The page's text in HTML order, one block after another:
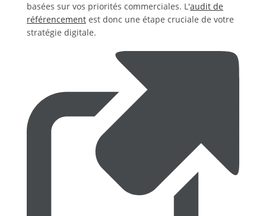
basées sur vos priorités commerciales. L'audit de
référencement est donc une étape cruciale de votre
stratégie digitale.